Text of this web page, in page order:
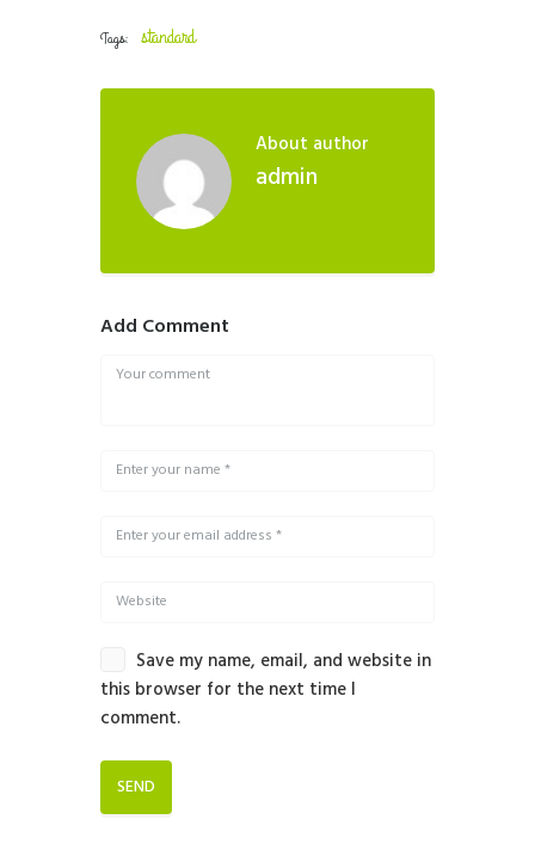
Tags: standard
About author
admin
Add Comment
Save my name, email, and website in
this browser for the next time I
comment.